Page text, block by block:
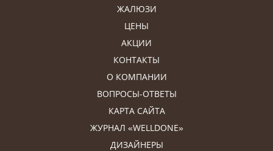
ЖАЛЮЗИ
ЦЕНЫ
АКЦИИ
КОНТАКТЫ
О КОМПАНИИ
ВОПРОСЫ-ОТВЕТЫ
КАРТА САЙТА
ЖУРНАЛ «WELLDONE»
ДИЗАЙНЕРЫ